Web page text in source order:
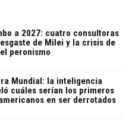
a 2027: cuatro consultoras
de Milei y la crisis de
peronismo
Mundial: la inteligencia
cuáles serían los primeros
en ser derrotados